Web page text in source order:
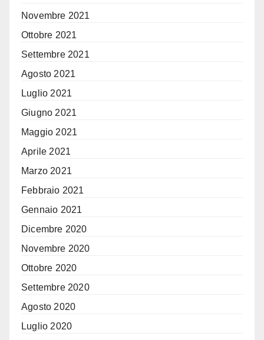
Novembre 2021
Ottobre 2021
Settembre 2021
Agosto 2021
Luglio 2021
Giugno 2021
Maggio 2021
Aprile 2021
Marzo 2021
Febbraio 2021
Gennaio 2021
Dicembre 2020
Novembre 2020
Ottobre 2020
Settembre 2020
Agosto 2020
Luglio 2020